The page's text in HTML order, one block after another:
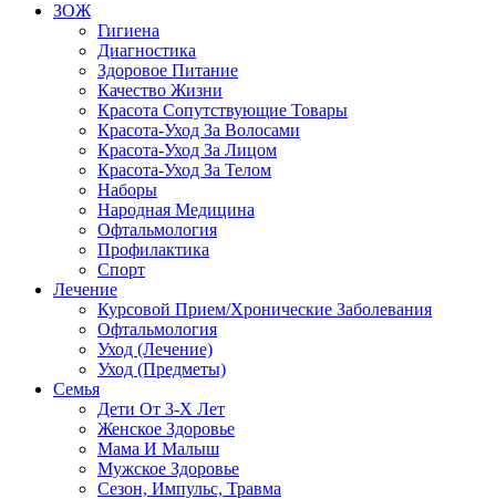
ЗОЖ
Гигиена
Диагностика
Здоровое Питание
Качество Жизни
Красота Сопутствующие Товары
Красота-Уход За Волосами
Красота-Уход За Лицом
Красота-Уход За Телом
Наборы
Народная Медицина
Офтальмология
Профилактика
Спорт
Лечение
Курсовой Прием/Хронические Заболевания
Офтальмология
Уход (Лечение)
Уход (Предметы)
Семья
Дети От 3-Х Лет
Женское Здоровье
Мама И Малыш
Мужское Здоровье
Сезон, Импульс, Травма